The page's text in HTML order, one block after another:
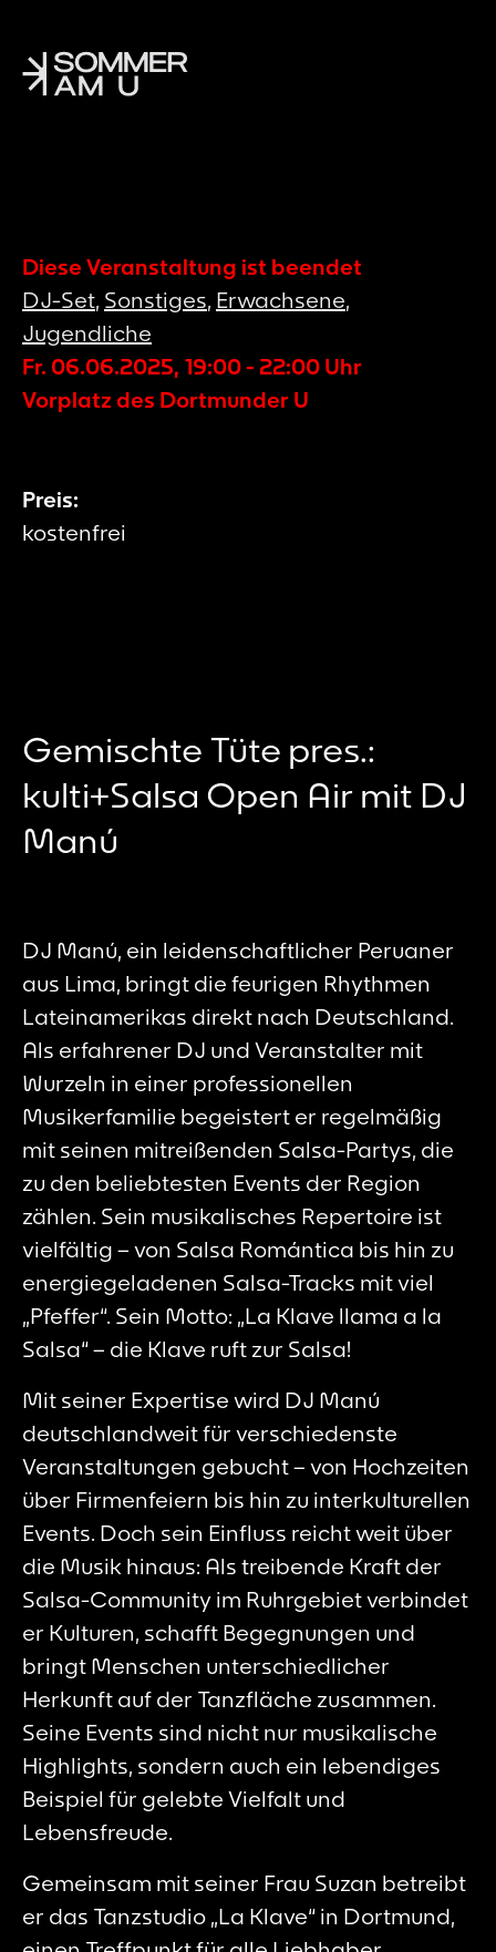
Diese Veranstaltung ist beendet
DJ-Set, Sonstiges, Erwachsene,
Jugendliche
Fr. 06.06.2025, 19:00- 22:00 Uhr
Vorplatz des Dortmunder U
Preis:
kostenfrei
Gemischte Tüte pres.:
kulti+Salsa Open Air mit DJ
Manú
DJ Manú, ein leidenschaftlicher Peruaner
aus Lima, bringt die feurigen Rhythmen
Lateinamerikas direkt nach Deutschland.
Als erfahrener DJ und Veranstalter mit
Wurzeln in einer professionellen
Musikerfamilie begeistert er regelmäßig
mit seinen mitreißenden Salsa-Partys, die
zu den beliebtesten Events der Region
zählen. Sein musikalisches Repertoire ist
vielfältig – von Salsa Romántica bis hin zu
energiegeladenen Salsa-Tracks mit viel
„Pfeffer“. Sein Motto: „La Klave llama a la
Salsa“ – die Klave ruft zur Salsa!
Mit seiner Expertise wird DJ Manú
deutschlandweit für verschiedenste
Veranstaltungen gebucht – von Hochzeiten
über Firmenfeiern bis hin zu interkulturellen
Events. Doch sein Einfluss reicht weit über
die Musik hinaus: Als treibende Kraft der
Salsa-Community im Ruhrgebiet verbindet
er Kulturen, schafft Begegnungen und
bringt Menschen unterschiedlicher
Herkunft auf der Tanzfläche zusammen.
Seine Events sind nicht nur musikalische
Highlights, sondern auch ein lebendiges
Beispiel für gelebte Vielfalt und
Lebensfreude.
Gemeinsam mit seiner Frau Suzan betreibt
er das Tanzstudio „La Klave“ in Dortmund,